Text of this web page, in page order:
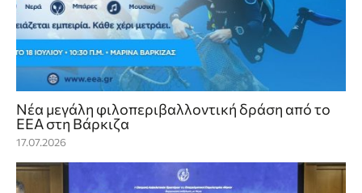
Νέα μεγάλη φιλοπεριβαλλοντική δράση από το
ΕΕΑ στη Βάρκιζα
17.07.2026